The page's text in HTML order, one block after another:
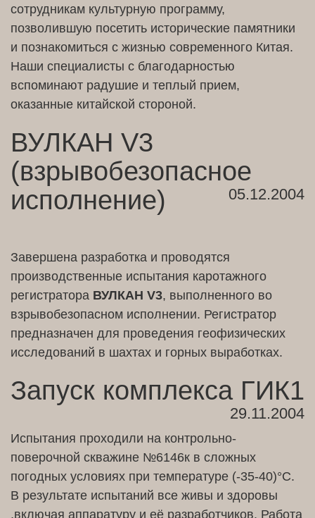
сотрудникам культурную программу,
позволившую посетить исторические памятники
и познакомиться с жизнью современного Китая.
Наши специалисты с благодарностью
вспоминают радушие и теплый прием,
оказанные китайской стороной.
ВУЛКАН V3
(взрывобезопасное
исполнение)
05.12.2004
Завершена разработка и проводятся
производственные испытания каротажного
регистратора ВУЛКАН V3, выполненного во
взрывобезопасном исполнении. Регистратор
предназначен для проведения геофизических
исследований в шахтах и горных выработках.
Запуск комплекса ГИК1
29.11.2004
Испытания проходили на контрольно-
поверочной скважине №6146к в сложных
погодных условиях при температуре (-35-40)°С.
В результате испытаний все живы и здоровы
,включая аппаратуру и её разработчиков. Работа